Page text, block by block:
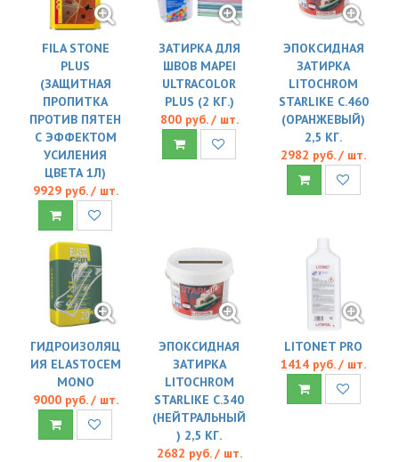
FILA STONE
PLUS
(ЗАЩИТНАЯ
ПРОПИТКА
ПРОТИВ ПЯТЕН
С ЭФФЕКТОМ
УСИЛЕНИЯ
ЦВЕТА 1Л)
9929 руб. / шт.
ЗАТИРКА ДЛЯ
ШВОВ MAPEI
ULTRACOLOR
PLUS (2 КГ.)
800 руб. / шт.
ЭПОКСИДНАЯ
ЗАТИРКА
LITOCHROM
STARLIKE C.460
(ОРАНЖЕВЫЙ)
2,5 КГ.
2982 руб. / шт.
ГИДРОИЗОЛЯЦ
ИЯ ELASTOCEM
MONO
9000 руб. / шт.
ЭПОКСИДНАЯ
ЗАТИРКА
LITOCHROM
STARLIKE C.340
(НЕЙТРАЛЬНЫЙ
) 2,5 КГ.
2682 руб. / шт.
LITONET PRO
1414 руб. / шт.